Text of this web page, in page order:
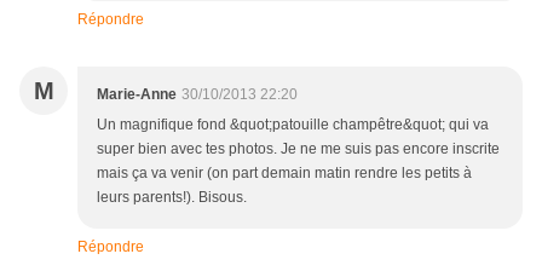
Répondre
M Marie-Anne 30/10/2013 22:20
Un magnifique fond &quot;patouille champêtre&quot; qui va
super bien avec tes photos. Je ne me suis pas encore inscrite
mais ça va venir (on part demain matin rendre les petits à
leurs parents!). Bisous.
Répondre